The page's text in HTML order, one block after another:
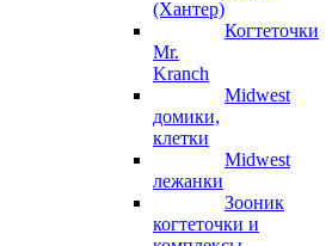
(Хантер)
Когтеточки
Mr.
Kranch
Midwest
домики,
клетки
Midwest
лежанки
Зооник
когтеточки и